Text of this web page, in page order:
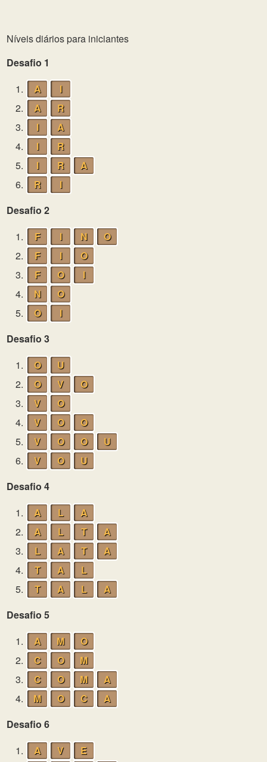
Níveis diários para iniciantes
Desafio 1
1.
A
I
2.
A
R
3.
I
A
4.
I
R
5.
I R
A
6.
R
I
Desafio 2
1.
F I N
O
2.
F I
O
3.
F O
I
4.
N
O
5.
O
I
Desafio 3
1.
O
U
2.
O V
O
3.
V
O
4.
V O
O
5.
V O O
U
6.
V O
U
Desafio 4
1.
A L
A
2.
A L T
A
3.
L A T
A
4.
T A
L
5.
T A L
A
Desafio 5
1.
A M
O
2.
C O
M
3.
C O M
A
4.
M O C
A
Desafio 6
1.
A V
E